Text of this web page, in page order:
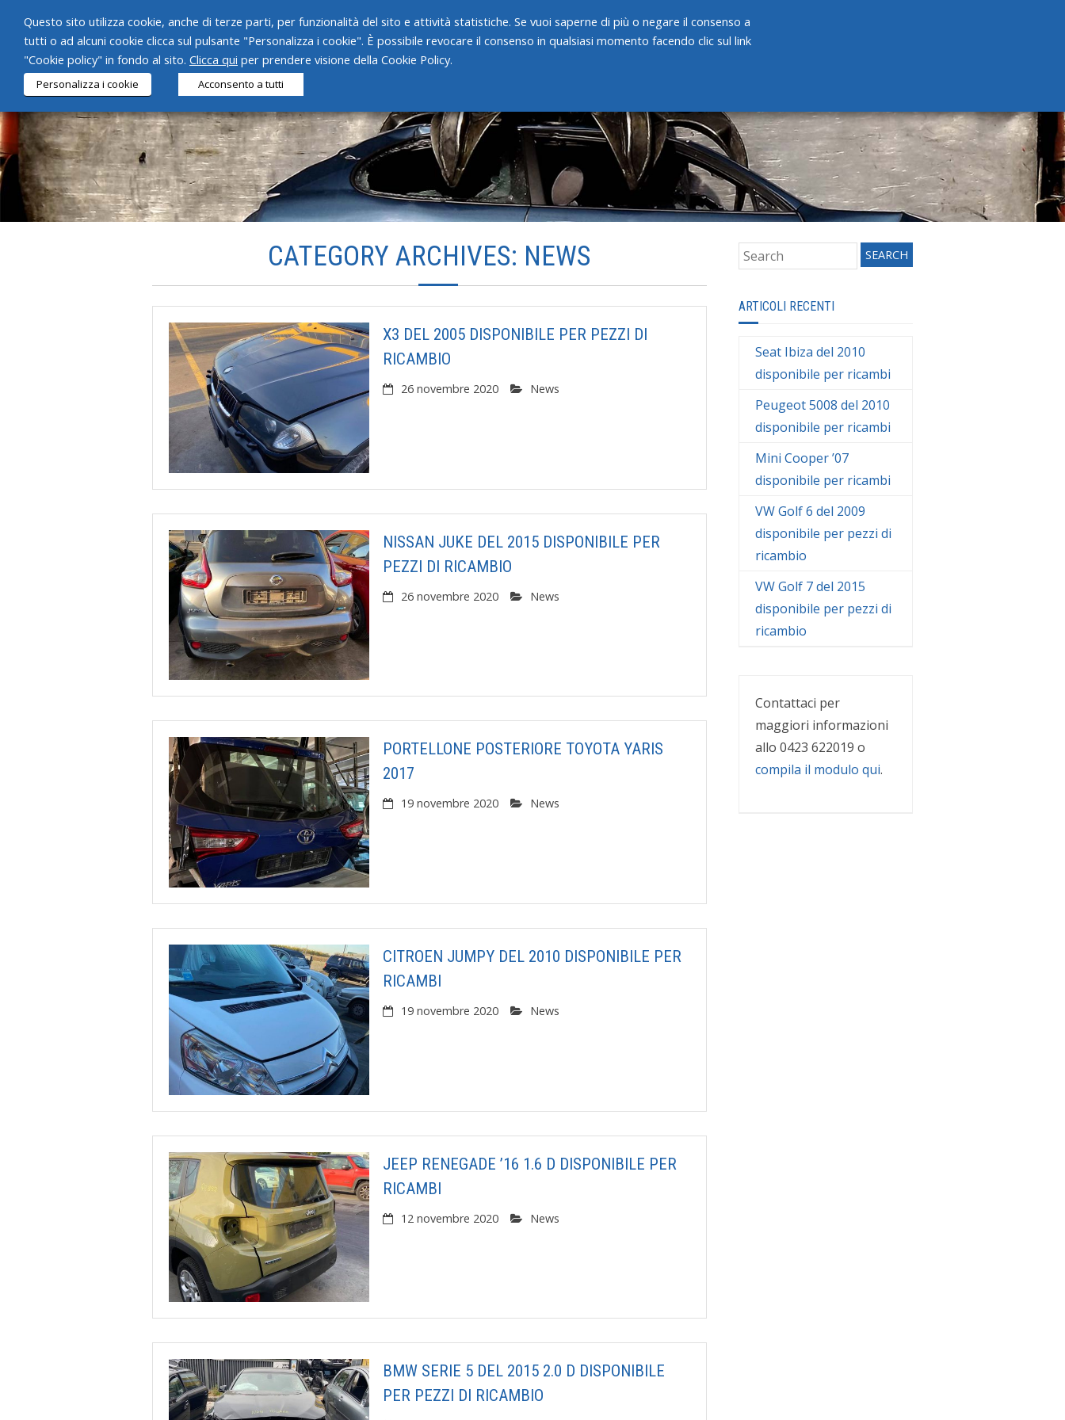
HOME CHI SIAMO SERVIZI PRODOTTI
CATEGORY ARCHIVES: NEWS
X3 DEL 2005 DISPONIBILE PER PEZZI DI
RICAMBIO
26 novembre 2020 News
NISSAN JUKE DEL 2015 DISPONIBILE PER
PEZZI DI RICAMBIO
26 novembre 2020 News
PORTELLONE POSTERIORE TOYOTA YARIS
2017
19 novembre 2020 News
CITROEN JUMPY DEL 2010 DISPONIBILE PER
RICAMBI
19 novembre 2020 News
JEEP RENEGADE ’16 1.6 D DISPONIBILE PER
RICAMBI
12 novembre 2020 News
BMW SERIE 5 DEL 2015 2.0 D DISPONIBILE
PER PEZZI DI RICAMBIO
ARTICOLI RECENTI
Seat Ibiza del 2010
disponibile per ricambi
Peugeot 5008 del 2010
disponibile per ricambi
Mini Cooper ’07
disponibile per ricambi
VW Golf 6 del 2009
disponibile per pezzi di
ricambio
VW Golf 7 del 2015
disponibile per pezzi di
ricambio
Contattaci per
maggiori informazioni
allo 0423 622019 o
compila il modulo qui.
Questo sito utilizza cookie, anche di terze parti, per funzionalità del sito e attività statistiche. Se vuoi saperne di più o negare il consenso a
tutti o ad alcuni cookie clicca sul pulsante "Personalizza i cookie". È possibile revocare il consenso in qualsiasi momento facendo clic sul link
"Cookie policy" in fondo al sito. Clicca qui per prendere visione della Cookie Policy.
Personalizza i cookie Acconsento a tutti